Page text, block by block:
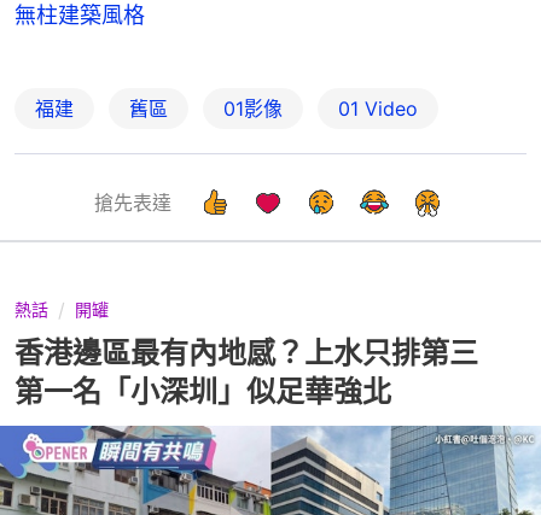
無柱建築風格
福建 舊區 01影像 01 Video
搶先表達
熱話 開罐
香港邊區最有內地感？上水只排第三
第一名「小深圳」似足華強北